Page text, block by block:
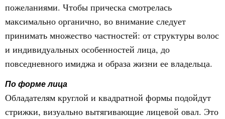
пожеланиями. Чтобы прическа смотрелась
максимально органично, во внимание следует
принимать множество частностей: от структуры волос
и индивидуальных особенностей лица, до
повседневного имиджа и образа жизни ее владельца.
По форме лица
Обладателям круглой и квадратной формы подойдут
стрижки, визуально вытягивающие лицевой овал. Это